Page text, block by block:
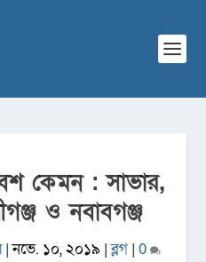
কেমন : সাভার,
ও নবাবগঞ্জ
|নভে. ১০, ২০১৯ |ব্লগ | 0